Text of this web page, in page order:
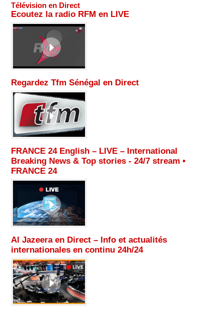
Télévision en Direct
Ecoutez la radio RFM en LIVE
Regardez Tfm Sénégal en Direct
FRANCE 24 English – LIVE – International
Breaking News & Top stories - 24/7 stream •
FRANCE 24
Al Jazeera en Direct – Info et actualités
internationales en continu 24h/24